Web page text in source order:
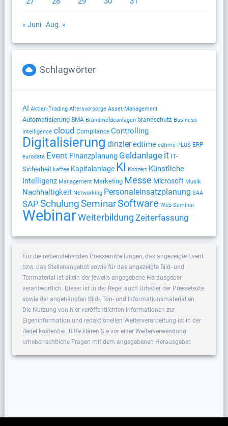
« Juni Aug. »
Schlagwörter
AI Aktien-Trading Altersvorsorge Asset-Management
Automatisierung BMA Brandmeldeanlagen brandschutz Business
Intelligence cloud Compliance Controlling
Digitalisierung dinzleredtime edtime PLUS ERP
eurodata Event Finanzplanung Geldanlage it IT-
Sicherheit kaffee Kapitalanlage KI Konzert Künstliche
Intelligenz Management Marketing Messe Microsoft Musik
Nachhaltigkeit Networking Personaleinsatzplanung SAA
SAP SchulungSeminarSoftware Web-Seminar
WebinarWeiterbildung Zeiterfassung
Für die nebenstehenden Pressemitteilungen, das angezeigte Event
bzw. das Stellenangebot sowie für das angezeigte Bild- und
Tonmaterial ist allein der jeweils angegebene Herausgeber
verantwortlich. Dieser ist in der Regel auch Urheber der Pressetexte
sowie der angehängten Bild-, Ton- und Informationsmaterialien.
Die Nutzung von hier veröffentlichten Informationen zur
Eigeninformation und redaktionellen Weiterverarbeitung ist in der
Regel kostenfrei. Bitte klären Sie vor einer Weiterverwendung
urheberrechtliche Fragen mit dem angegebenen Herausgeber.